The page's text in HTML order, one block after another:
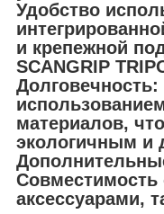
Удобство
и крепежной
SCANGRIP
Долговечность:
материалов,
экологичным и
аксессуарами,